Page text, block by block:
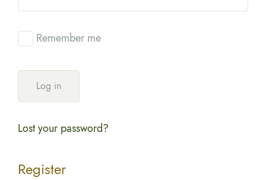
Remember me
Log in
Lost your password?
Register